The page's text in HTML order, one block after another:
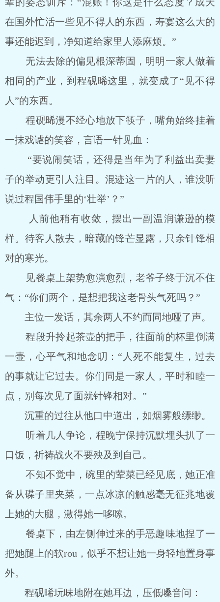
在国外忙活一些见不得人的东西，寿宴这么大的
事还能迟到，净知道给家里人添麻烦。”
无法去除的偏见根深蒂固，明明一家人做着
相同的产业，到程砚晞这里，就变成了“见不得
人”的东西。
程砚晞漫不经心地放下筷子，嘴角始终挂着
一抹戏谑的笑容，言语一针见血：
“要说闹笑话，还得是当年为了利益出卖妻
子的举动更引人注目。混迹这一片的人，谁没听
说过程国伟手里的‘壮举’？”
人前他稍有收敛，摆出一副温润谦逊的模
样。待客人散去，暗藏的锋芒显露，只余针锋相
对的寒光。
见餐桌上架势愈演愈烈，老爷子终于沉不住
气：“你们两个，是想把我这老骨头气死吗？”
主位一发话，其余两人不约而同地哑了声。
程段升拎起茶壶的把手，往面前的杯里倒满
一壶，心平气和地念叨：“人死不能复生，过去
的事就让它过去。你们同是一家人，平时和睦一
点，别每次见了面就针锋相对。”
沉重的过往从他口中道出，如烟雾般缥缈。
听着几人争论，程晚宁保持沉默埋头扒了一
口饭，祈祷战火不要殃及到自己。
不知不觉中，碗里的荤菜已经见底，她正准
备从碟子里夹菜，一点冰凉的触感毫无征兆地覆
上她的大腿，激得她一哆嗦。
餐桌下，由左侧伸过来的手恶趣味地捏了一
把她腿上的软rou，似乎不想让她一身轻地置身事
外。
程砚晞玩味地附在她耳边，压低嗓音问：